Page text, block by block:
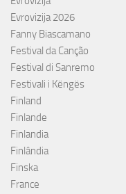
Evrovizija 2026
Fanny Biascamano
Festival da Canção
Festival di Sanremo
Festivali i Këngës
Finland
Finlande
Finlandia
Finlândia
Finska
France